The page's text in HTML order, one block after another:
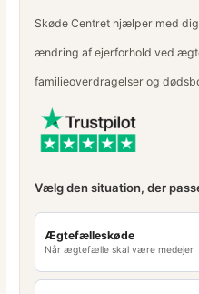
Skøde Centret hjælper med
ændring af ejerforhold ved
familieoverdragelser og
Vælg den situation, der
Ægtefælleskøde
Når ægtefælle skal være medejer